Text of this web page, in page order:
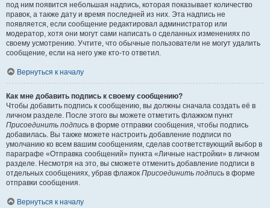
под ним появится небольшая надпись, которая показывает количество
правок, а также дату и время последней из них. Эта надпись не
появляется, если сообщение редактировал администратор или
модератор, хотя они могут сами написать о сделанных изменениях по
своему усмотрению. Учтите, что обычные пользователи не могут удалить
сообщение, если на него уже кто-то ответил.
Вернуться к началу
Как мне добавить подпись к своему сообщению?
Чтобы добавить подпись к сообщению, вы должны сначала создать её в
личном разделе. После этого вы можете отметить флажком пункт
Присоединить подпись в форме отправки сообщения, чтобы подпись
добавилась. Вы также можете настроить добавление подписи по
умолчанию ко всем вашим сообщениям, сделав соответствующий выбор в
параграфе «Отправка сообщений» пункта «Личные настройки» в личном
разделе. Несмотря на это, вы сможете отменить добавление подписи в
отдельных сообщениях, убрав флажок Присоединить подпись в форме
отправки сообщения.
Вернуться к началу